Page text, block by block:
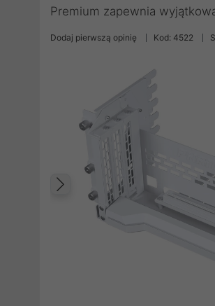
Premium zapewnia
Dodaj pierwszą opinię Kod: 4522
Poprzedni